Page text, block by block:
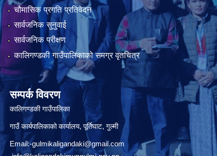
चौमासिक प्रगति प्रतिवेदन
सार्वजनिक सुनुवाई
सार्वजनिक परीक्षण
कालिगण्डकी गाउँपालिकाको समग्र वृतचित्र
सम्पर्क विवरण
कालिगण्डकी गाउँपालिका
गाउँ कार्यपालिकाको कार्यालय, पूर्तिघाट, गुल्मी
Email:-gulmikaligandaki@gmail.com